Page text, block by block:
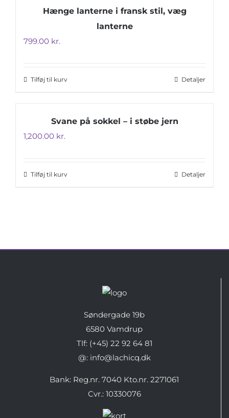
Hænge lanterne i fransk stil, væg
lanterne
799.00 kr.
Tilføj til kurv Detaljer
Svane på sokkel – i støbe jern
1,200.00 kr.
Tilføj til kurv Detaljer
Søndergade 19b
6580 Vamdrup
Tlf: (+45) 22 92 64 81
@: info@lachicq.dk
Bank: Reg.nr. 7040 Kto.nr. 2271061
Cvr.: 10330076